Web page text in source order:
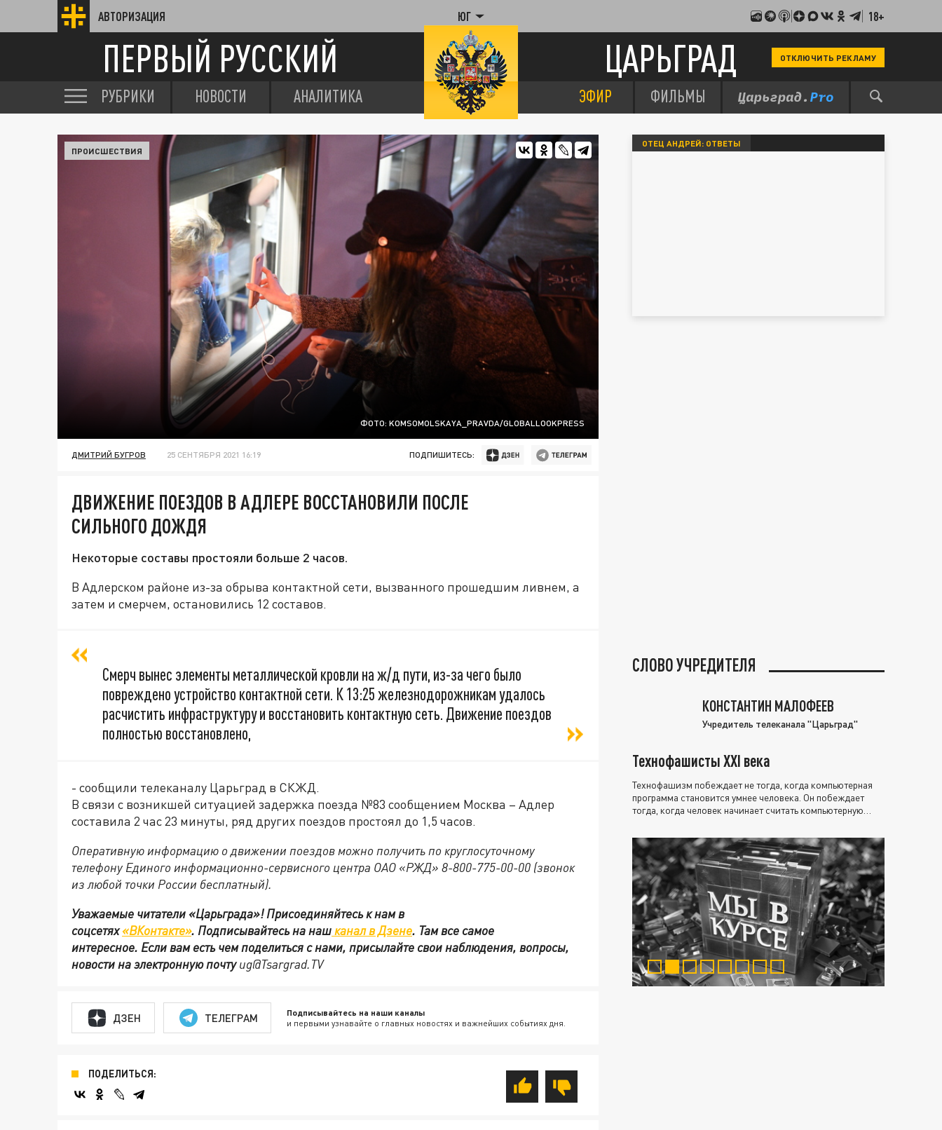
АВТОРИЗАЦИЯ ЮГ 18+
ПЕРВЫЙ РУССКИЙ ЦАРЬГРАД ОТКЛЮЧИТЬ РЕКЛАМУ
РУБРИКИ НОВОСТИ АНАЛИТИКА ЭФИР ФИЛЬМЫ
ФОТО: KOMSOMOLSKAYA_PRAVDA/GLOBALLOOKPRESS
ПРОИСШЕСТВИЯ
ДМИТРИЙ БУГРОВ 25 СЕНТЯБРЯ 2021 16:19 ПОДПИШИТЕСЬ:
ДВИЖЕНИЕ ПОЕЗДОВ В АДЛЕРЕ ВОССТАНОВИЛИ ПОСЛЕ
СИЛЬНОГО ДОЖДЯ
Некоторые составы простояли больше 2 часов.
В Адлерском районе из-за обрыва контактной сети, вызванного прошедшим ливнем, а
затем и смерчем, остановились 12 составов.
Смерч вынес элементы металлической кровли на ж/д пути, из-за чего было
повреждено устройство контактной сети. К 13:25 железнодорожникам удалось
расчистить инфраструктуру и восстановить контактную сеть. Движение поездов
полностью восстановлено,
- сообщили телеканалу Царьград в СКЖД.
В связи с возникшей ситуацией задержка поезда №83 сообщением Москва – Адлер
составила 2 час 23 минуты, ряд других поездов простоял до 1,5 часов.
Оперативную информацию о движении поездов можно получить по круглосуточному
телефону Единого информационно-сервисного центра ОАО «РЖД» 8-800-775-00-00 (звонок
из любой точки России бесплатный).
Уважаемые читатели «Царьграда»!Присоединяйтесь к нам в
соцсетях«ВКонтакте». Подписывайтесь на нашканал в Дзене. Там все самое
интересное. Если вам есть чем поделиться с нами, присылайте свои наблюдения, вопросы,
новости на электронную почтуug@Tsargrad.TV
ДЗЕН ТЕЛЕГРАМ Подписывайтесь на наши каналы
и первыми узнавайте о главных новостях и важнейших событиях дня.
ПОДЕЛИТЬСЯ:
ОТЕЦ АНДРЕЙ: ОТВЕТЫ
СЛОВО УЧРЕДИТЕЛЯ
КОНСТАНТИН МАЛОФЕЕВ
Учредитель телеканала "Царьград"
Технофашисты XXI века
Технофашизм побеждает не тогда, когда компьютерная
программа становится умнее человека. Он побеждает
тогда, когда человек начинает считать компьютерную